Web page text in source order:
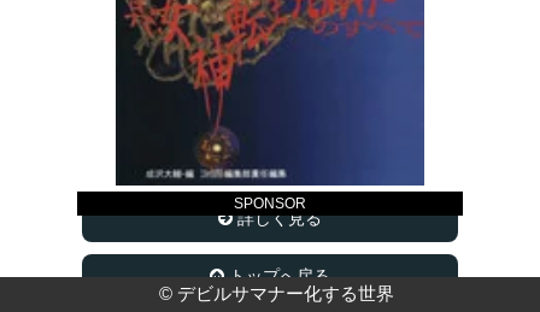
詳しく見る
トップへ戻る
© デビルサマナー化する世界
SPONSOR